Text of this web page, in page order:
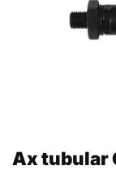
Ax tubular